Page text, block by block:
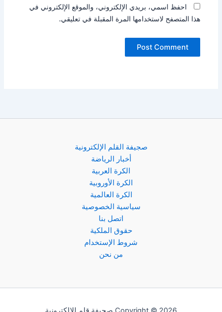
احفظ اسمي، بريدي الإلكتروني، والموقع الإلكتروني في
هذا المتصفح لاستخدامها المرة المقبلة في تعليقي.
صجيفة القلم الإلكترونية
أخبار الرياضة
الكرة العربية
الكرة الأوروبية
الكرة العالمية
سياسية الخصوصية
اتصل بنا
حقوق الملكية
شروط الإستخدام
من نحن